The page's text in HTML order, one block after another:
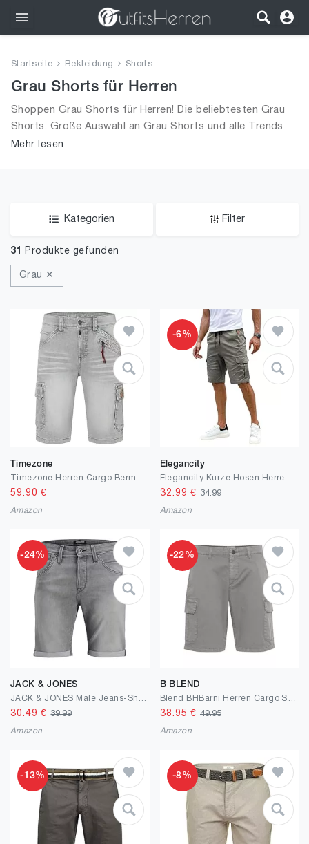
Bekleidung
Wäsche
Schuhe
Startseite Bekleidung Shorts
Grau Shorts für Herren
Shoppen Grau Shorts für Herren! Die beliebtesten Grau
Shorts. Große Auswahl an Grau Shorts und alle Trends
aus 2026 für Männer!
Mehr lesen
Kategorien Filter
31 Produkte gefunden
Grau ✕
Timezone
59.90 €
Amazon
-6%
Elegancity
32.99 € 34.99
Amazon
-24%
JACK & JONES
30.49 €39.99
Amazon
-22%
B BLEND
38.95 € 49.95
Amazon
-13% -8%